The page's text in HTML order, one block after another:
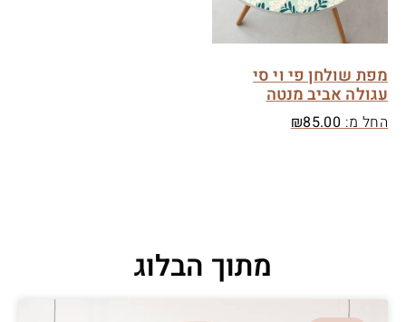
מפת שולחן פי וי סי
עגולה אביב מנטה
החל מ: ₪85.00
מתוך הבלוג